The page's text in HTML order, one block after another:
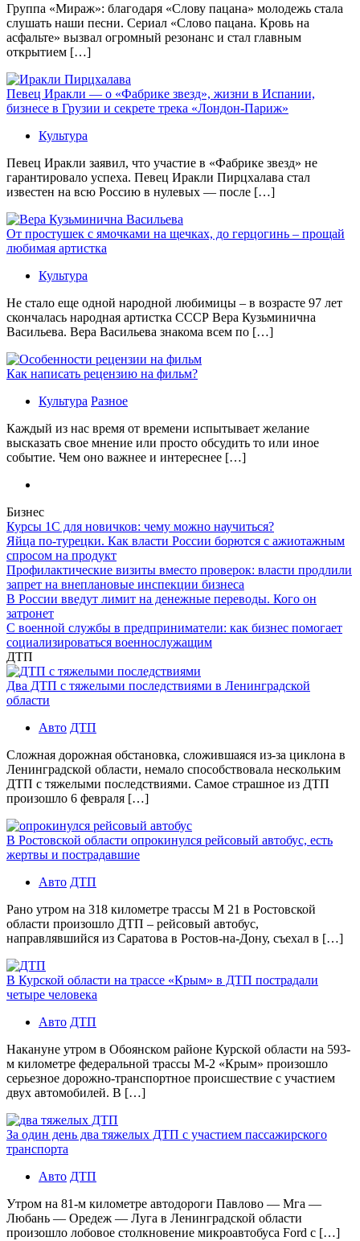
Группа «Мираж»: благодаря «Слову пацана» молодежь стала
слушать наши песни. Сериал «Слово пацана. Кровь на
асфальте» вызвал огромный резонанс и стал главным
открытием […]
Певец Иракли — о «Фабрике звезд», жизни в Испании,
бизнесе в Грузии и секрете трека «Лондон-Париж»
Культура
Певец Иракли заявил, что участие в «Фабрике звезд» не
гарантировало успеха. Певец Иракли Пирцхалава стал
известен на всю Россию в нулевых — после […]
От простушек с ямочками на щечках, до герцогинь – прощай
любимая артистка
Культура
Не стало еще одной народной любимицы – в возрасте 97 лет
скончалась народная артистка СССР Вера Кузьминична
Васильева. Вера Васильева знакома всем по […]
Как написать рецензию на фильм?
Культура Разное
Каждый из нас время от времени испытывает желание
высказать свое мнение или просто обсудить то или иное
событие. Чем оно важнее и интереснее […]
Бизнес
Курсы 1С для новичков: чему можно научиться?
Яйца по-турецки. Как власти России борются с ажиотажным
спросом на продукт
Профилактические визиты вместо проверок: власти продлили
запрет на внеплановые инспекции бизнеса
В России введут лимит на денежные переводы. Кого он
затронет
С военной службы в предприниматели: как бизнес помогает
социализироваться военнослужащим
ДТП
Два ДТП с тяжелыми последствиями в Ленинградской
области
Авто ДТП
Сложная дорожная обстановка, сложившаяся из-за циклона в
Ленинградской области, немало способствовала нескольким
ДТП с тяжелыми последствиями. Самое страшное из ДТП
произошло 6 февраля […]
В Ростовской области опрокинулся рейсовый автобус, есть
жертвы и пострадавшие
Авто ДТП
Рано утром на 318 километре трассы М 21 в Ростовской
области произошло ДТП – рейсовый автобус,
направлявшийся из Саратова в Ростов-на-Дону, съехал в […]
В Курской области на трассе «Крым» в ДТП пострадали
четыре человека
Авто ДТП
Накануне утром в Обоянском районе Курской области на 593-
м километре федеральной трассы М-2 «Крым» произошло
серьезное дорожно-транспортное происшествие с участием
двух автомобилей. В […]
За один день два тяжелых ДТП с участием пассажирского
транспорта
Авто ДТП
Утром на 81-м километре автодороги Павлово — Мга —
Любань — Оредеж — Луга в Ленинградской области
произошло лобовое столкновение микроавтобуса Ford с […]